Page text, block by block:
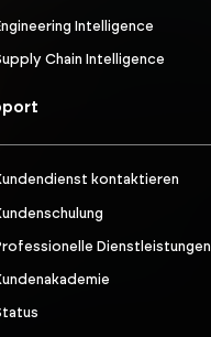
Intelligence
Chain Intelligence
kontaktieren
Dienstleistungen